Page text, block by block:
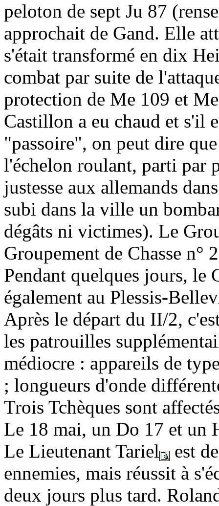
peloton de sept Ju 87
approchait de Gand. Elle
s'était transformé en dix
combat par suite de
protection de Me 109 et
Castillon a eu chaud et s'il
"passoire", on peut dire
l'échelon roulant, parti par
justesse aux allemands
subi dans la ville un
dégâts ni victimes). Le
Groupement de Chasse n°
Pendant quelques jours, le
également au Plessis-
Après le départ du II/2,
les patrouilles
médiocre : appareils de
; longueurs d'onde
Trois Tchèques sont
Le 18 mai, un Do 17 et un
Le Lieutenant Tariel
est
ennemies, mais réussit à
deux jours plus tard.